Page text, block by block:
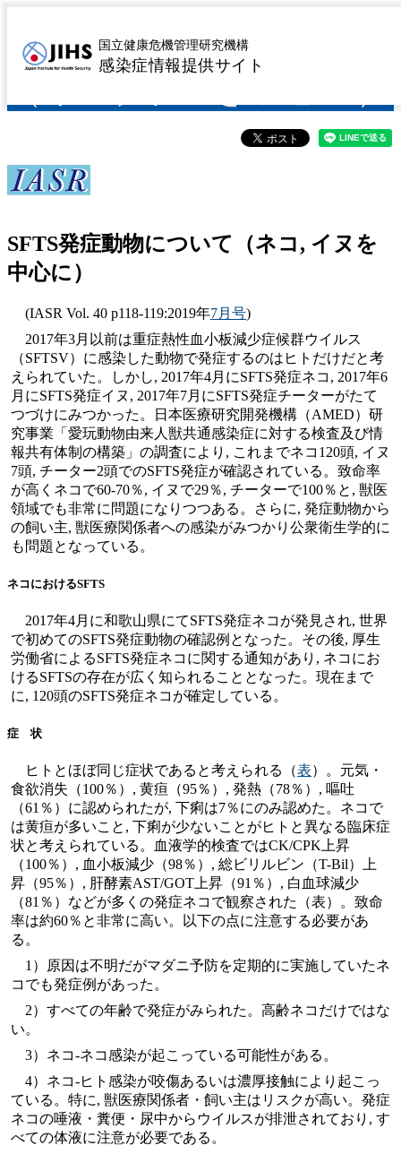
国立健康危機管理研究機構
感染症情報提供サイト
SFTS発症動物について
SFTS発症動物について（ネコ, イヌを
中心に）
(IASR Vol. 40 p118-119:2019年7月号)
2017年3月以前は重症熱性血小板減少症候群ウイルス
（SFTSV）に感染した動物で発症するのはヒトだけだと考
えられていた。しかし, 2017年4月にSFTS発症ネコ, 2017年6
月にSFTS発症イヌ, 2017年7月にSFTS発症チーターがたて
つづけにみつかった。日本医療研究開発機構（AMED）研
究事業「愛玩動物由来人獣共通感染症に対する検査及び情
報共有体制の構築」の調査により, これまでネコ120頭, イヌ
7頭, チーター2頭でのSFTS発症が確認されている。致命率
が高くネコで60-70％, イヌで29％, チーターで100％と, 獣医
領域でも非常に問題になりつつある。さらに, 発症動物から
の飼い主, 獣医療関係者への感染がみつかり公衆衛生学的に
も問題となっている。
ネコにおけるSFTS
2017年4月に和歌山県にてSFTS発症ネコが発見され, 世界
で初めてのSFTS発症動物の確認例となった。その後, 厚生
労働省によるSFTS発症ネコに関する通知があり, ネコにお
けるSFTSの存在が広く知られることとなった。現在まで
に, 120頭のSFTS発症ネコが確定している。
症 状
ヒトとほぼ同じ症状であると考えられる（表）。元気・
食欲消失（100％）, 黄疸（95％）, 発熱（78％）, 嘔吐
（61％）に認められたが, 下痢は7％にのみ認めた。ネコで
は黄疸が多いこと, 下痢が少ないことがヒトと異なる臨床症
状と考えられている。血液学的検査ではCK/CPK上昇
（100％）, 血小板減少（98％）, 総ビリルビン（T-Bil）上
昇（95％）, 肝酵素AST/GOT上昇（91％）, 白血球減少
（81％）などが多くの発症ネコで観察された（表）。致命
率は約60％と非常に高い。以下の点に注意する必要があ
る。
1）原因は不明だがマダニ予防を定期的に実施していたネ
コでも発症例があった。
2）すべての年齢で発症がみられた。高齢ネコだけではな
い。
3）ネコ-ネコ感染が起こっている可能性がある。
4）ネコ-ヒト感染が咬傷あるいは濃厚接触により起こっ
ている。特に, 獣医療関係者・飼い主はリスクが高い。発症
ネコの唾液・糞便・尿中からウイルスが排泄されており, す
べての体液に注意が必要である。